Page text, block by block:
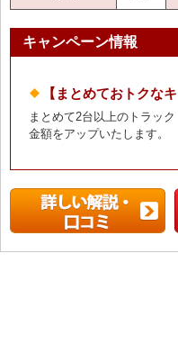
キャンペーン情報
【まとめておトクな
まとめて2台以上のトラッ
金額をアップいたします。